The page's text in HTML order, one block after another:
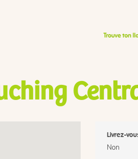
Trouve ton
Livrez-
Non